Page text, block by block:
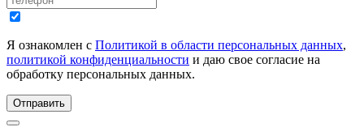
Я ознакомлен с Политикой в области персональных данных,
политикой конфиденциальности и даю свое согласие на
обработку персональных данных.
Отправить